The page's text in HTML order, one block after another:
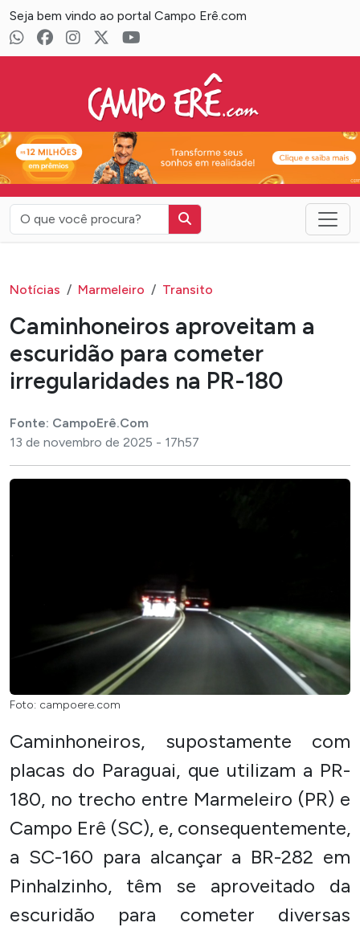
Seja bem vindo ao portal Campo Erê.com
Campo Erê.com
Notícias Marmeleiro Transito
Caminhoneiros aproveitam a
escuridão para cometer
irregularidades na PR-180
Fonte: CampoErê.Com
13 de novembro de 2025 - 17h57
Foto: campoere.com
Caminhoneiros, supostamente com
placas do Paraguai, que utilizam a PR-
180, no trecho entre Marmeleiro (PR) e
Campo Erê (SC), e, consequentemente,
a SC-160 para alcançar a BR-282 em
Pinhalzinho, têm se aproveitado da
escuridão para cometer diversas